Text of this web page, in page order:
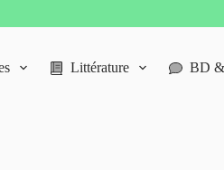
Littérature BD